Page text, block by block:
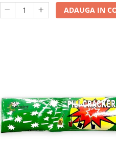
ADAUGA IN